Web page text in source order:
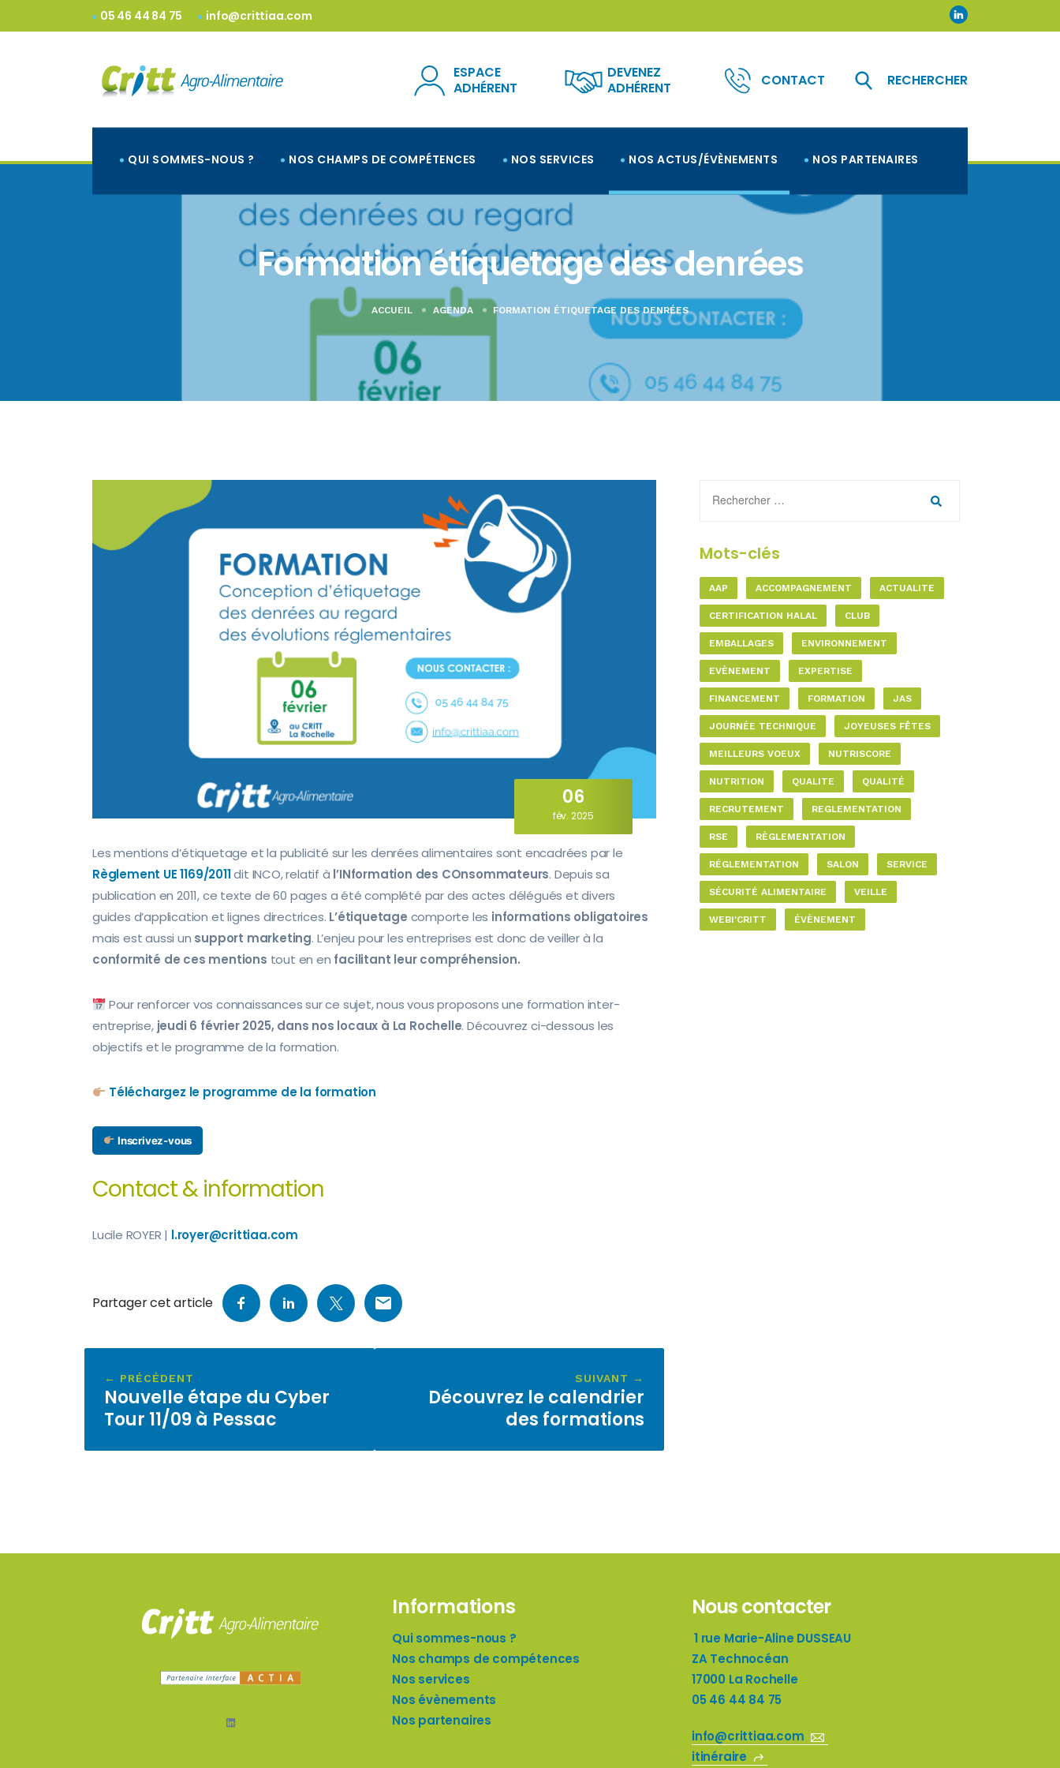
05 46 44 84 75 info@crittiaa.com
ESPACE
ADHÉRENT
DEVENEZ
ADHÉRENT
CONTACT RECHERCHER
QUI SOMMES-NOUS ? NOS CHAMPS DE COMPÉTENCES NOS SERVICES NOS ACTUS/ÉVÈNEMENTS NOS PARTENAIRES
Formation étiquetage des denrées
ACCUEIL AGENDA FORMATION ÉTIQUETAGE DES DENRÉES
06
fév. 2025
Les mentions d’étiquetage et la publicité sur les denrées alimentaires sont encadrées par le
Règlement UE 1169/2011dit INCO, relatif à l’INformation des COnsommateurs. Depuis sa
publication en 2011, ce texte de 60 pages a été complété par des actes délégués et divers
guides d’application et lignes directrices. L’étiquetage comporte les informations obligatoires
mais est aussi un support marketing. L’enjeu pour les entreprises est donc de veiller à la
conformité de ces mentions tout en en facilitant leur compréhension.
Pour renforcer vos connaissances sur ce sujet, nous vous proposons une formation inter-
entreprise,jeudi 6 février 2025, dans nos locaux à La Rochelle. Découvrez ci-dessous les
objectifs et le programme de la formation.
Téléchargez le programme de la formation
Inscrivez-vous
Contact & information
Lucile ROYER | l.royer@crittiaa.com
Partager cet article
← PRÉCÉDENT
Nouvelle étape du Cyber
Tour 11/09 à Pessac
SUIVANT →
Découvrez le calendrier
des formations
Mots-clés
AAP ACCOMPAGNEMENT ACTUALITE
CERTIFICATION HALAL CLUB
EMBALLAGES ENVIRONNEMENT
EVÈNEMENT EXPERTISE
FINANCEMENT FORMATION JAS
JOURNÉE TECHNIQUE JOYEUSES FÊTES
MEILLEURS VOEUX NUTRISCORE
NUTRITION QUALITE QUALITÉ
RECRUTEMENT REGLEMENTATION
RSE RÈGLEMENTATION
RÉGLEMENTATION SALON SERVICE
SÉCURITÉ ALIMENTAIRE VEILLE
WEBI'CRITT ÉVÈNEMENT
LinkedIn
Informations
Qui sommes-nous ?
Nos champs de compétences
Nos services
Nos évènements
Nos partenaires
Nous contacter
1 rue Marie-Aline DUSSEAU
ZA Technocéan
17000 La Rochelle
05 46 44 84 75
info@crittiaa.com
itinéraire